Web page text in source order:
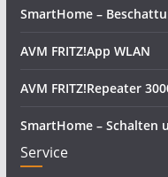
SmartHome –
AVM FRITZ!App WLAN
AVM FRITZ!Repeater
SmartHome – Schalten
Service